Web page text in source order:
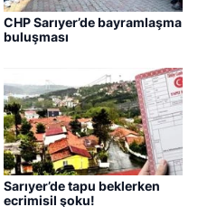
CHP Sarıyer’de bayramlaşma
buluşması
Sarıyer’de tapu beklerken
ecrimisil şoku!